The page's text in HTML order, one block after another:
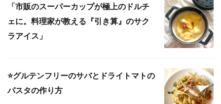
「市販のスーパーカップが極上のドルチ
ェに。料理家が教える『引き算』のサク
ラアイス」
⭐️グルテンフリーのサバとドライトマトの
パスタの作り方